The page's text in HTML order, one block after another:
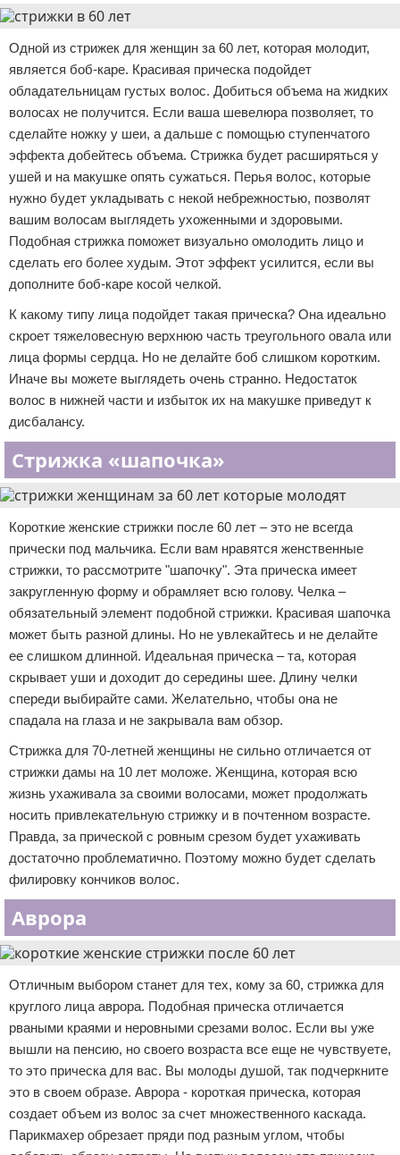
Одной из стрижек для женщин за 60 лет, которая молодит,
является боб-каре. Красивая прическа подойдет
обладательницам густых волос. Добиться объема на жидких
волосах не получится. Если ваша шевелюра позволяет, то
сделайте ножку у шеи, а дальше с помощью ступенчатого
эффекта добейтесь объема. Стрижка будет расширяться у
ушей и на макушке опять сужаться. Перья волос, которые
нужно будет укладывать с некой небрежностью, позволят
вашим волосам выглядеть ухоженными и здоровыми.
Подобная стрижка поможет визуально омолодить лицо и
сделать его более худым. Этот эффект усилится, если вы
дополните боб-каре косой челкой.
К какому типу лица подойдет такая прическа? Она идеально
скроет тяжеловесную верхнюю часть треугольного овала или
лица формы сердца. Но не делайте боб слишком коротким.
Иначе вы можете выглядеть очень странно. Недостаток
волос в нижней части и избыток их на макушке приведут к
дисбалансу.
Стрижка «шапочка»
Короткие женские стрижки после 60 лет – это не всегда
прически под мальчика. Если вам нравятся женственные
стрижки, то рассмотрите "шапочку". Эта прическа имеет
закругленную форму и обрамляет всю голову. Челка –
обязательный элемент подобной стрижки. Красивая шапочка
может быть разной длины. Но не увлекайтесь и не делайте
ее слишком длинной. Идеальная прическа – та, которая
скрывает уши и доходит до середины шее. Длину челки
спереди выбирайте сами. Желательно, чтобы она не
спадала на глаза и не закрывала вам обзор.
Стрижка для 70-летней женщины не сильно отличается от
стрижки дамы на 10 лет моложе. Женщина, которая всю
жизнь ухаживала за своими волосами, может продолжать
носить привлекательную стрижку и в почтенном возрасте.
Правда, за прической с ровным срезом будет ухаживать
достаточно проблематично. Поэтому можно будет сделать
филировку кончиков волос.
Аврора
Отличным выбором станет для тех, кому за 60, стрижка для
круглого лица аврора. Подобная прическа отличается
рваными краями и неровными срезами волос. Если вы уже
вышли на пенсию, но своего возраста все еще не чувствуете,
то это прическа для вас. Вы молоды душой, так подчеркните
это в своем образе. Аврора - короткая прическа, которая
создает объем из волос за счет множественного каскада.
Парикмахер обрезает пряди под разным углом, чтобы